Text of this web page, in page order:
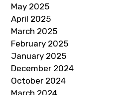
May 2025
April 2025
March 2025
February 2025
January 2025
December 2024
October 2024